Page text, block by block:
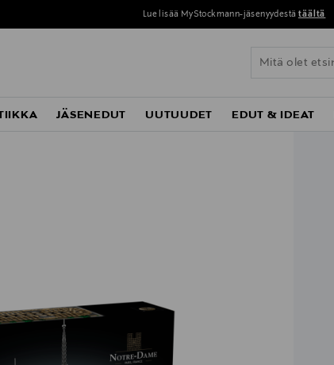
Lue lisää MyStockmann-jäsenyydestä täältä
JÄSENEDUT UUTUUDET EDUT & IDEAT